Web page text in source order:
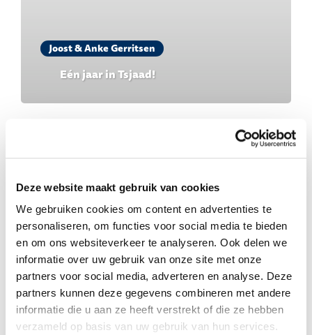
Deze website maakt gebruik van cookies
We gebruiken cookies om content en advertenties te
personaliseren, om functies voor social media te bieden
en om ons websiteverkeer te analyseren. Ook delen we
informatie over uw gebruik van onze site met onze
partners voor social media, adverteren en analyse. Deze
partners kunnen deze gegevens combineren met andere
informatie die u aan ze heeft verstrekt of die ze hebben
verzameld op basis van uw gebruik van hun services.
Joost & Anke Gerritsen
Eén jaar in Tsjaad!
Joost & Anke Gerritsen
Ons eerste hete seizoen in Tsjaad